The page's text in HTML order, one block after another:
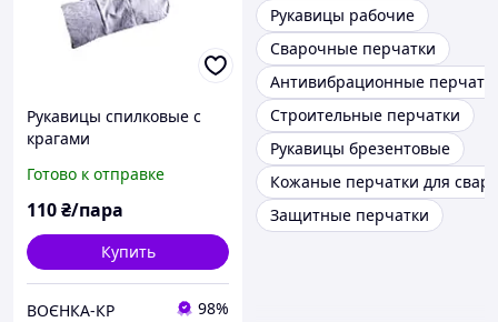
Рукавицы спилковые с
крагами
Готово к отправке
110₴/пара
Купить
ВОЄНКА-КР 98%
Рукавицы рабочие
Сварочные перчатки
Антивибрационные
Строительные перчатки
Рукавицы брезентовые
Кожаные перчатки для
Защитные перчатки